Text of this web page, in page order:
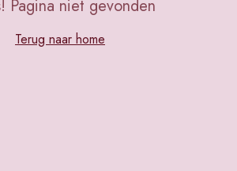
Pagina niet gevonden
Terug naar home